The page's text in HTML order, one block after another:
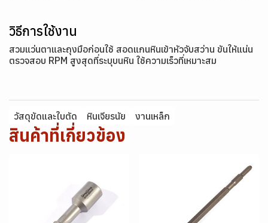
วิธีการใช้งาน
สวมแว่นตาและถุงมือก่อนใช้ สอดแกนหินเข้าหัวจับสว่าน ขันให้แน่น
ตรวจสอบ RPM สูงสุดที่ระบุบนหิน ใช้ความเร็วที่เหมาะสม
วัสดุขัดและใบตัด หินเจียรนัย งานเหล็ก
สินค้าที่เกี่ยวข้อง